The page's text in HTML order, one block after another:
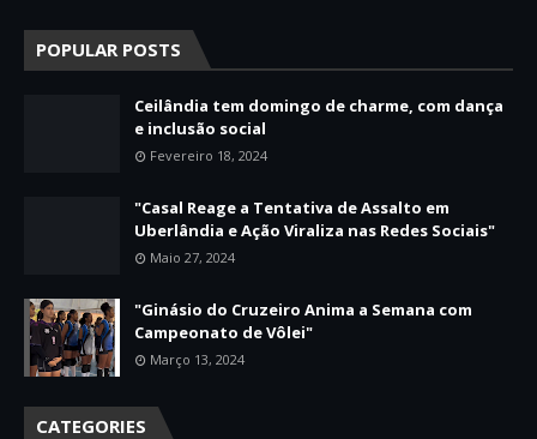
POPULAR POSTS
Ceilândia tem domingo de charme, com dança
e inclusão social
Fevereiro 18, 2024
"Casal Reage a Tentativa de Assalto em
Uberlândia e Ação Viraliza nas Redes Sociais"
Maio 27, 2024
"Ginásio do Cruzeiro Anima a Semana com
Campeonato de Vôlei"
Março 13, 2024
CATEGORIES